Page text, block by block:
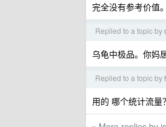
完全没有参考价值
Replied to a topic by
乌龟中极品。你妈
Replied to a topic by
用的 哪个统计流量？